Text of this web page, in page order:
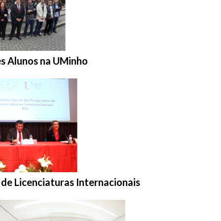
Alunos na UMinho
Licenciaturas Internacionais